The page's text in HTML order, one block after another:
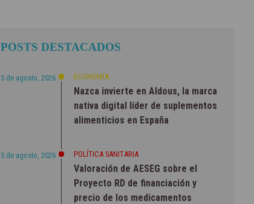
POSTS DESTACADOS
5 de agosto, 2026 ECONOMÍA
Nazca invierte en Aldous, la marca
nativa digital líder de suplementos
alimenticios en España
5 de agosto, 2026 POLÍTICA SANITARIA
Valoración de AESEG sobre el
Proyecto RD de financiación y
precio de los medicamentos